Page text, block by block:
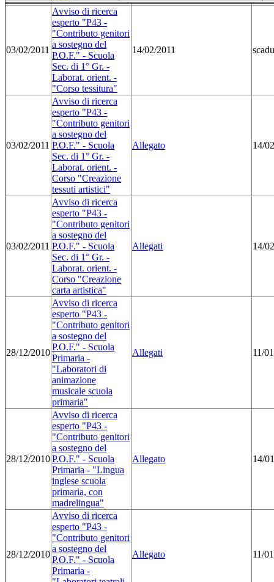
03/02/2011
Avviso di ricerca
esperto "P43 -
"Contributo genitori
a sostegno del
P.O.F." - Scuola
Sec. di 1° Gr. -
Laborat. orient. -
"Corso tessitura"
14/02/2011
03/02/2011
Avviso di ricerca
esperto "P43 -
"Contributo genitori
a sostegno del
P.O.F." - Scuola
Sec. di 1° Gr. -
Laborat. orient. -
Corso "Creazione
tessuti artistici"
Allegato 14/
03/02/2011
Avviso di ricerca
esperto "P43 -
"Contributo genitori
a sostegno del
P.O.F." - Scuola
Sec. di 1° Gr. -
Laborat. orient. -
Corso "Creazione
carta artistica"
Allegati 14/
28/12/2010
Avviso di ricerca
esperto "P43 -
"Contributo genitori
a sostegno del
P.O.F." - Scuola
Primaria -
"Laboratori di
animazione
musicale scuola
primaria"
Allegati 11/
28/12/2010
Avviso di ricerca
esperto "P43 -
"Contributo genitori
a sostegno del
P.O.F." - Scuola
Primaria - "Lingua
inglese scuola
primaria, con
madrelingua"
Allegato 14/
28/12/2010
Avviso di ricerca
esperto "P43 -
"Contributo genitori
a sostegno del
P.O.F." - Scuola
Primaria -
Allegato 11/